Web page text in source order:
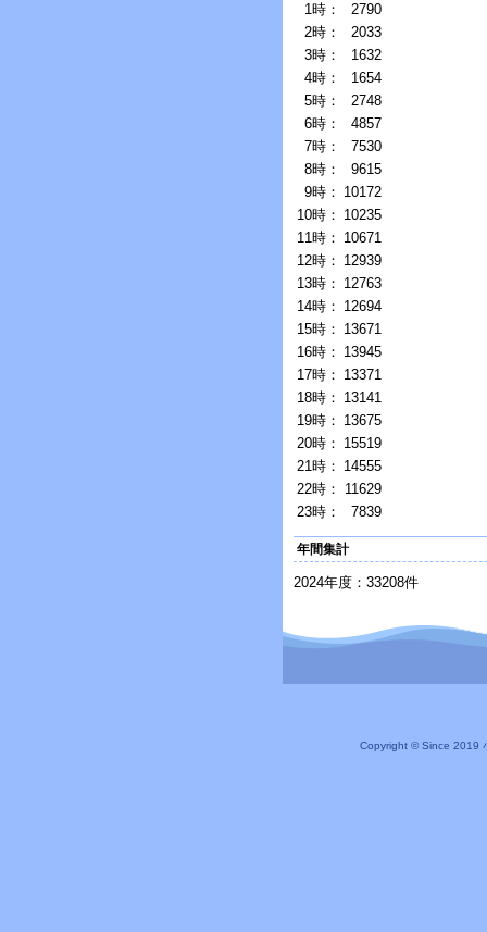
1時：
2790
2時：
2033
3時：
1632
4時：
1654
5時：
2748
6時：
4857
7時：
7530
8時：
9615
9時： 10172
10時： 10235
11時： 10671
12時： 12939
13時： 12763
14時： 12694
15時： 13671
16時： 13945
17時： 13371
18時： 13141
19時： 13675
20時： 15519
21時： 14555
22時：
11629
23時：
7839
年間集計
2024年度：33208件
Copyright © Since 2019